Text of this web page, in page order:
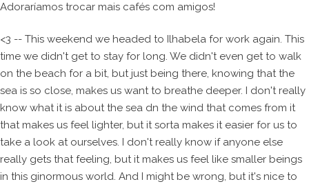
Adoraríamos trocar mais cafés com amigos!
<3 -- This weekend we headed to Ilhabela for work again. This
time we didn't get to stay for long. We didn't even get to walk
on the beach for a bit, but just being there, knowing that the
sea is so close, makes us want to breathe deeper. I don't really
know what it is about the sea dn the wind that comes from it
that makes us feel lighter, but it sorta makes it easier for us to
take a look at ourselves. I don't really know if anyone else
really gets that feeling, but it makes us feel like smaller beings
in this ginormous world. And I might be wrong, but it's nice to